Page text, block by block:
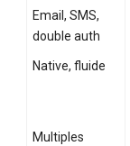
Email, SMS,
double auth
Native, fluide
Multiples